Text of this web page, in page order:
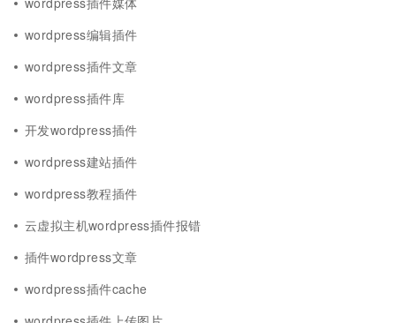
wordpress编辑插件
wordpress插件文章
wordpress插件库
开发wordpress插件
wordpress建站插件
wordpress教程插件
云虚拟主机wordpress插件报错
插件wordpress文章
wordpress插件cache